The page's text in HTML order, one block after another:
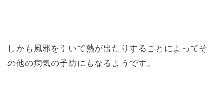
しかも風邪を引いて熱が出たりすることによってそ
の他の病気の予防にもなるようです。